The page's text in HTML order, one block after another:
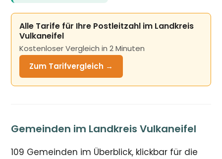
Alle Tarife für Ihre Postleitzahl im Landkreis
Vulkaneifel
Kostenloser Vergleich in 2 Minuten
Zum Tarifvergleich →
Gemeinden im Landkreis Vulkaneifel
109 Gemeinden im Überblick, klickbar für die